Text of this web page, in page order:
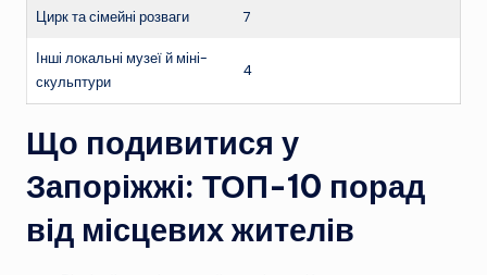
Цирк та сімейні розваги 7
Інші локальні музеї й міні-
скульптури
4
Що подивитися у
Запоріжжі: ТОП-10 порад
від місцевих жителів